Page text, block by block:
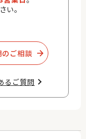
い。
ご相談​
るご質問​